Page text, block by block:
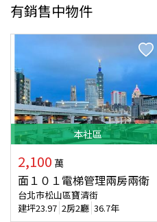
有銷售中物件
本社區
2,100 萬
面１０１電梯管理兩房兩衛
台北市松山區寶清街
建坪23.97 2房2廳 36.7年